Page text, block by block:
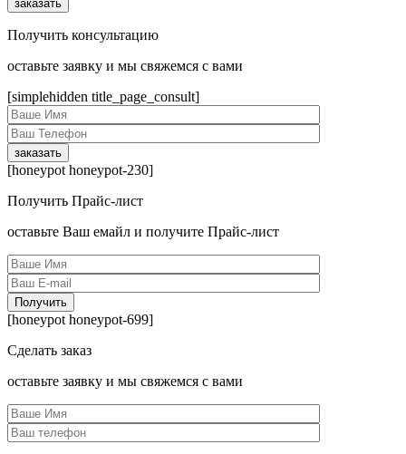
Получить консультацию
оcтавьте заявку и мы свяжемся с вами
[simplehidden title_page_consult]
[honeypot honeypot-230]
Получить Прайс-лист
оcтавьте Ваш емайл и получите Прайс-лист
[honeypot honeypot-699]
Сделать заказ
оcтавьте заявку и мы свяжемся с вами